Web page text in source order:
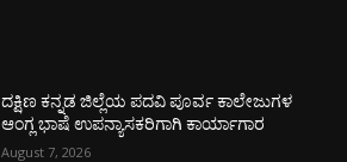
ದಕ್ಷಿಣ ಕನ್ನಡ ಜಿಲ್ಲೆಯ ಪದವಿ ಪೂರ್ವ ಕಾಲೇಜುಗಳ
ಆಂಗ್ಲ ಭಾಷೆ ಉಪನ್ಯಾಸಕರಿಗಾಗಿ ಕಾರ್ಯಾಗಾರ
August 7, 2026